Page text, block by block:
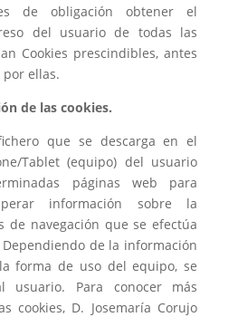
de obligación obtener el
del usuario de todas las
Cookies prescindibles, antes
ellas.
de las cookies.
que se descarga en el
Tablet (equipo) del usuario
páginas web para
información sobre la
de navegación que se efectúa
de la información
forma de uso del equipo, se
usuario. Para conocer más
cookies, D. Josemaría Corujo